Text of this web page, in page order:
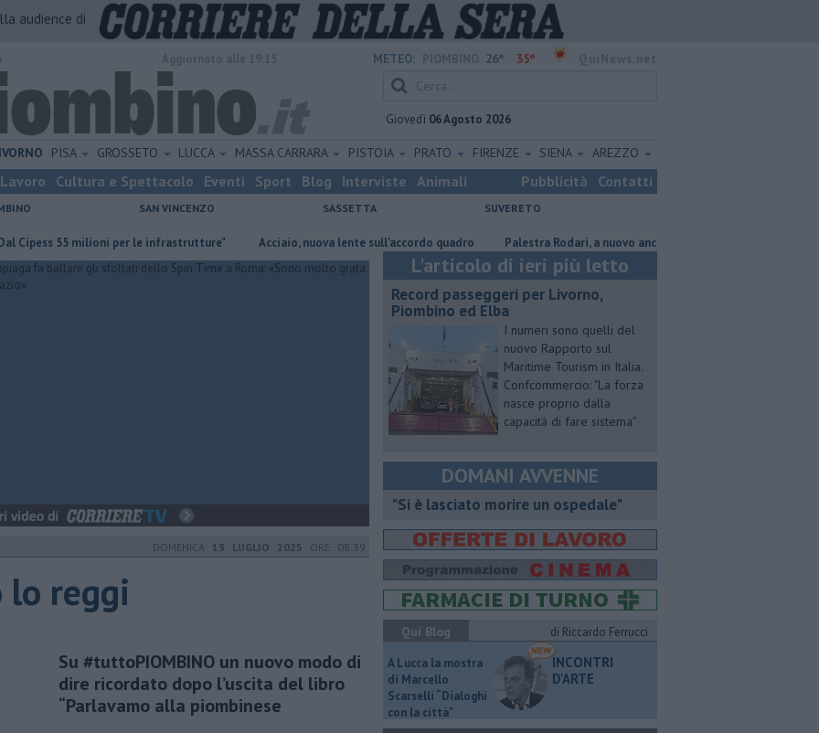
audience di
METEO: 26° 35°
Giovedì 06 Agosto 2026
PISA GROSSETO LUCCA MASSA CARRARA PISTOIA PRATO FIRENZE SIENA AREZZO
Lavoro Cultura e Spettacolo Eventi Sport Blog Interviste Animali Pubblicità Contatti
SAN VINCENZO SASSETTA SUVERETO
55 milioni per le infrastrutture" Acciaio, nuova lente sull'accordo quadro Palestra Rodari, a nuovo anche area esterna
DOMENICA 13 LUGLIO 2025 ORE 08:39
lo reggi
Su #tuttoPIOMBINO un nuovo modo di
dire ricordato dopo l’uscita del libro
“Parlavamo alla piombinese
L'articolo di ieri più letto
Record passeggeri per Livorno,
Piombino ed Elba
I numeri sono quelli del
nuovo Rapporto sul
Maritime Tourism in Italia.
Confcommercio: "La forza
nasce proprio dalla
capacità di fare sistema"
DOMANI AVVENNE
"Si è lasciato morire un ospedale"
Qui Blog
di Riccardo Ferrucci
A Lucca la mostra
di Marcello
Scarselli “Dialoghi
con la città"
INCONTRI
D'ARTE